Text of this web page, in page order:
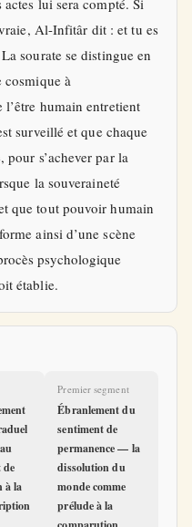
lui sera compté. Si
Al-Infitâr dit : et tu es
sourate se distingue en
cosmique à
humain entretient
surveillé et que chaque
pour s’achever par la
la souveraineté
que tout pouvoir humain
ainsi d’une scène
psychologique
établie.
de
à la
Premier segment
Ébranlement du
sentiment de
permanence — la
dissolution du
monde comme
prélude à la